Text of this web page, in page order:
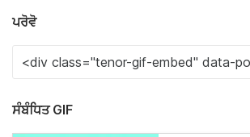
ਪਰੋਵੋ
ਸੰਬੰਧਿਤ GIF